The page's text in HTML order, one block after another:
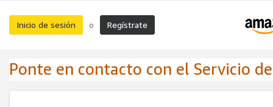
Inicio de sesión o Regístrate
Ponte en contacto con el Servicio